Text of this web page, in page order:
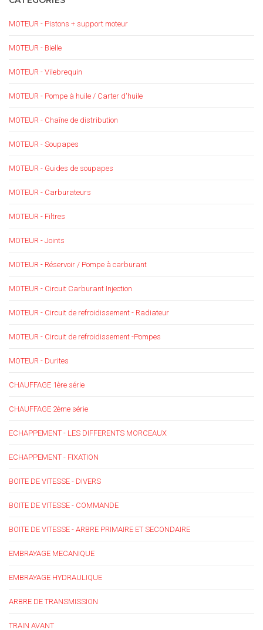
MOTEUR - Pistons + support moteur
MOTEUR - Bielle
MOTEUR - Vilebrequin
MOTEUR - Pompe à huile / Carter d'huile
MOTEUR - Chaîne de distribution
MOTEUR - Soupapes
MOTEUR - Guides de soupapes
MOTEUR - Carburateurs
MOTEUR - Filtres
MOTEUR - Joints
MOTEUR - Réservoir / Pompe à carburant
MOTEUR - Circuit Carburant Injection
MOTEUR - Circuit de refroidissement - Radiateur
MOTEUR - Circuit de refroidissement -Pompes
MOTEUR - Durites
CHAUFFAGE 1ère série
CHAUFFAGE 2ème série
ECHAPPEMENT - LES DIFFERENTS MORCEAUX
ECHAPPEMENT - FIXATION
BOITE DE VITESSE - DIVERS
BOITE DE VITESSE - COMMANDE
BOITE DE VITESSE - ARBRE PRIMAIRE ET SECONDAIRE
EMBRAYAGE MECANIQUE
EMBRAYAGE HYDRAULIQUE
ARBRE DE TRANSMISSION
TRAIN AVANT